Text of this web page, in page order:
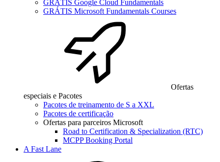
GRÁTIS Google Cloud Fundamentals
GRÁTIS Microsoft Fundamentals Courses
Ofertas
especiais e Pacotes
Pacotes de treinamento de S a XXL
Pacotes de certificação
Ofertas para parceiros Microsoft
Road to Certification & Specialization (RTC)
MCPP Booking Portal
A Fast Lane